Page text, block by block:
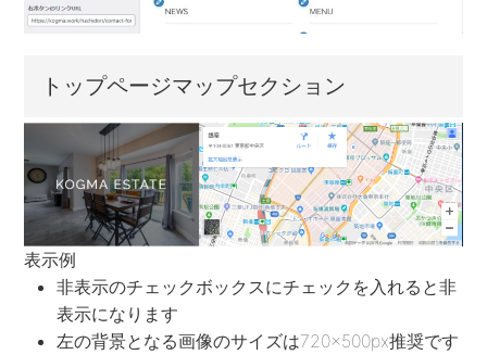
トップページマップセクション
表示例
非表示のチェックボックスにチェックを入れると非
表示になります
左の背景となる画像のサイズは720×500px推奨です